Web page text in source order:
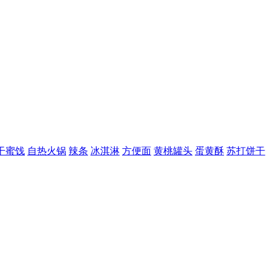
自热火锅 辣条 冰淇淋 方便面 黄桃罐头 蛋黄酥 苏打饼干